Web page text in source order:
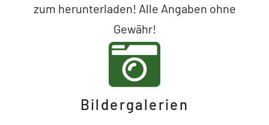
zum herunterladen! Alle Angaben ohne
Gewähr!
Bildergalerien